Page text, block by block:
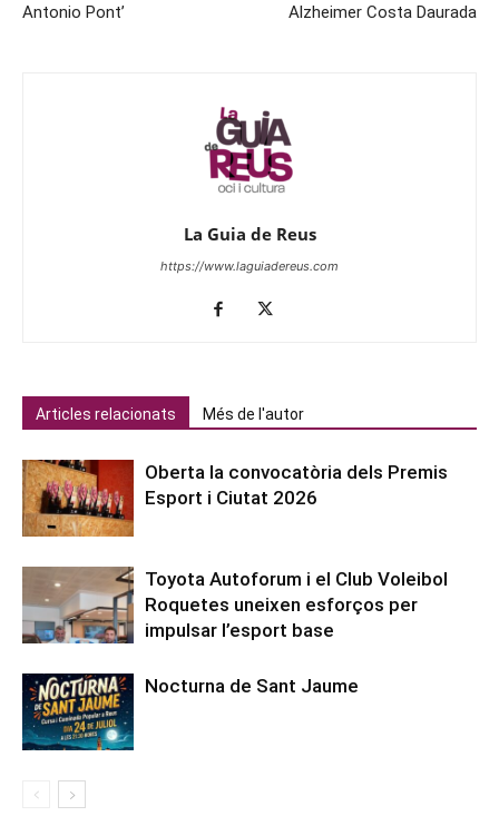
Antonio Pont’
Alzheimer Costa Daurada
La Guia de Reus
https://www.laguiadereus.com
Articles relacionats Més de l'autor
Oberta la convocatòria dels Premis
Esport i Ciutat 2026
Toyota Autoforum i el Club Voleibol
Roquetes uneixen esforços per
impulsar l’esport base
Nocturna de Sant Jaume